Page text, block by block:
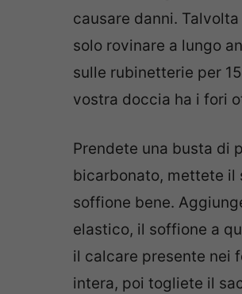
causare danni.
solo rovinare a lungo
sulle rubinetterie per
vostra doccia ha i fori
Prendete una busta di
bicarbonato, mettete il
soffione bene.
elastico, il soffione a
il calcare presente nei
intera, poi togliete il